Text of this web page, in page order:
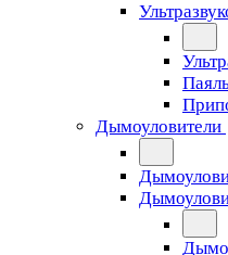
Дымоуловители